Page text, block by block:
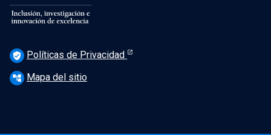
verified_user Políticas de Privacidad
account_tree Mapa del sitio